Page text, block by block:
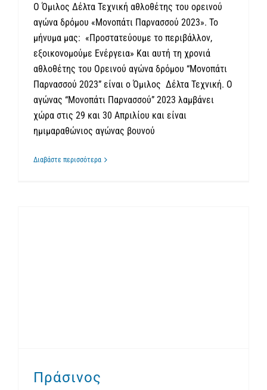
O Όμιλος Δέλτα Τεχνική αθλοθέτης του ορεινού
αγώνα δρόμου «Μονοπάτι Παρνασσού 2023». Το
μήνυμα μας: «Προστατεύουμε το περιβάλλον,
εξοικονομούμε Ενέργεια» Και αυτή τη χρονιά
αθλοθέτης του Ορεινού αγώνα δρόμου “Μονοπάτι
Παρνασσού 2023” είναι ο Όμιλος Δέλτα Τεχνική. Ο
αγώνας “Μονοπάτι Παρνασσού” 2023 λαμβάνει
χώρα στις 29 και 30 Απριλίου και είναι
ημιμαραθώνιος αγώνας βουνού
Διαβάστε περισσότερα
Πράσινoς